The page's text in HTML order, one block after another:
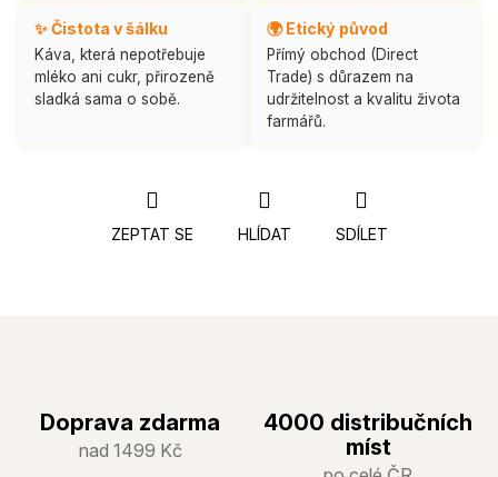
✨ Čistota v šálku
Káva, která nepotřebuje
mléko ani cukr, přirozeně
sladká sama o sobě.
🌍 Etický původ
Přímý obchod (Direct
Trade) s důrazem na
udržitelnost a kvalitu života
farmářů.
ZEPTAT SE HLÍDAT SDÍLET
Doprava zdarma
nad 1499 Kč
4000 distribučních
míst